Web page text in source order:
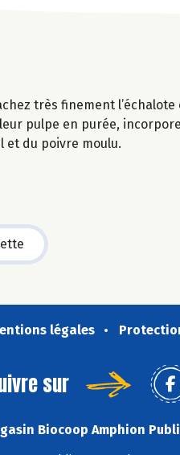
très finement l’échalote
pulpe en purée,
et du poivre moulu.
légales
sur
Biocoop Amphion